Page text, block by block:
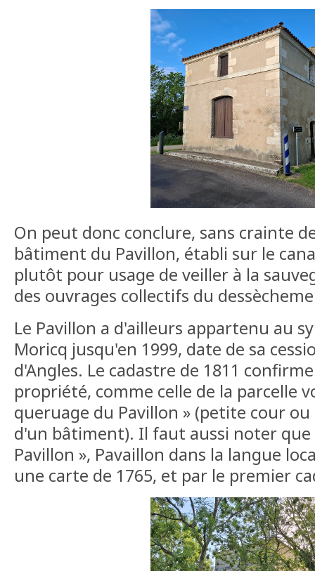
On peut donc conclure, sans crainte
bâtiment du Pavillon, établi sur le
plutôt pour usage de veiller à la
des ouvrages collectifs du
Le Pavillon a d'ailleurs appartenu au
Moricq jusqu'en 1999, date de sa
d'Angles. Le cadastre de 1811
propriété, comme celle de la parcelle
queruage du Pavillon » (petite cour
d'un bâtiment). Il faut aussi noter que
Pavillon », Pavaillon dans la langue
une carte de 1765, et par le premier